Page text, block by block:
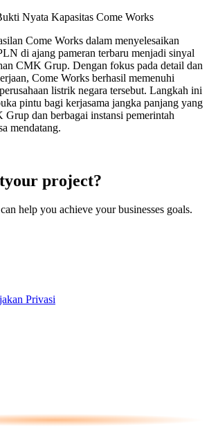
Nyata Kapasitas Come Works
Come Works dalam menyelesaikan
di ajang pameran terbaru menjadi sinyal
CMK Grup. Dengan fokus pada detail dan
Come Works berhasil memenuhi
listrik negara tersebut. Langkah ini
pintu bagi kerjasama jangka panjang yang
dan berbagai instansi pemerintah
mendatang.
your project?
help you achieve your businesses goals.
Privasi